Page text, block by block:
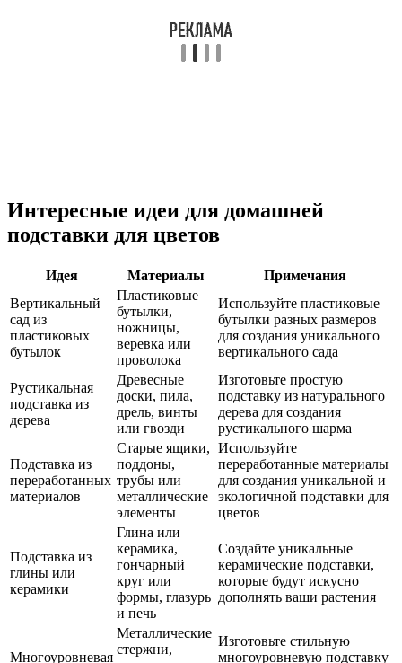
Интересные идеи для домашней
подставки для цветов
Идея Материалы
Примечания
Вертикальный
сад из
пластиковых
бутылок
Пластиковые
бутылки,
ножницы,
веревка или
проволока
Используйте пластиковые
бутылки разных размеров
для создания уникального
вертикального сада
Рустикальная
подставка из
дерева
Древесные
доски, пила,
дрель, винты
или гвозди
Изготовьте простую
подставку из натурального
дерева для создания
рустикального шарма
Подставка из
переработанных
материалов
Старые ящики,
поддоны,
трубы или
металлические
элементы
Используйте
переработанные материалы
для создания уникальной и
экологичной подставки для
цветов
Подставка из
глины или
керамики
Глина или
керамика,
гончарный
круг или
формы, глазурь
и печь
Создайте уникальные
керамические подставки,
которые будут искусно
дополнять ваши растения
Многоуровневая
Металлические
стержни,
Изготовьте стильную
многоуровневую подставку